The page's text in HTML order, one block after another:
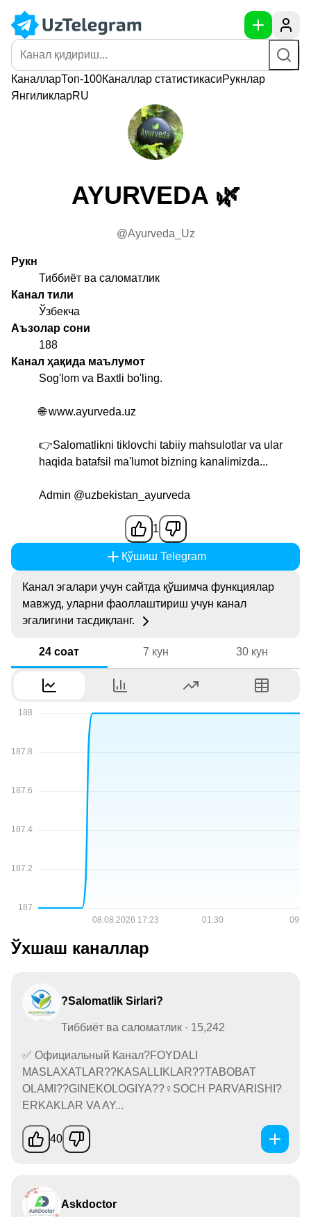
КаналларТоп-100Каналлар статистикасиРукнлар
ЯнгиликларRU
AYURVEDA 🌿
@Ayurveda_Uz
Рукн
Тиббиёт ва саломатлик
Канал тили
Ўзбекча
Аъзолар сони
188
Канал ҳақида маълумот
Sog'lom va Baxtli bo'ling.
🌐 www.ayurveda.uz
👉Salomatlikni tiklovchi tabiiy mahsulotlar va ular
haqida batafsil ma'lumot bizning kanalimizda...
Admin @uzbekistan_ayurveda
1
Қўшиш Telegram
Канал эгалари учун сайтда қўшимча функциялар
мавжуд, уларни фаоллаштириш учун канал
эгалигини тасдиқланг.
24 соат 7 кун 30 кун
Ўхшаш каналлар
?Salomatlik Sirlari?
Тиббиёт ва саломатлик · 15,242
✅ Официальный Канал?FOYDALI
MASLAXATLAR??KASALLIKLAR??TABOBAT
OLAMI??GINEKOLOGIYA??‍♀️SOCH PARVARISHI?
ERKAKLAR VA AY...
40
Askdoctor